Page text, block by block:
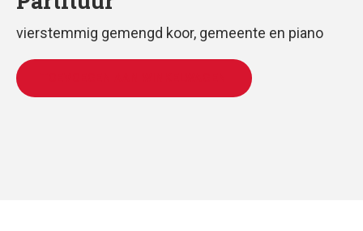
vierstemmig gemengd koor, gemeente en piano